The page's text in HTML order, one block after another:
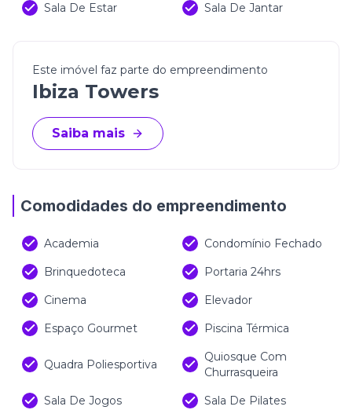
Sala De Estar
Sala De Jantar
Este imóvel faz parte do empreendimento
Ibiza Towers
Saiba mais
Comodidades do empreendimento
Academia
Condomínio Fechado
Brinquedoteca
Portaria 24hrs
Cinema
Elevador
Espaço Gourmet
Piscina Térmica
Quadra Poliesportiva
Quiosque Com
Churrasqueira
Sala De Jogos
Sala De Pilates